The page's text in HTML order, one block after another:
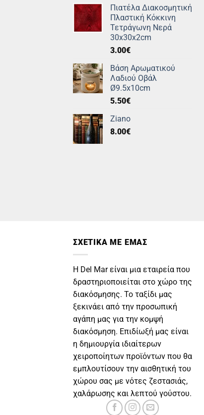
Πιατέλα Διακοσμητική
Πλαστική Κόκκινη
Τετράγωνη Νερά
30x30x2cm
3.00€
Βάση Αρωματικού
Λαδιού Οβάλ
Ø9.5x10cm
5.50€
Ziano
8.00€
ΣΧΕΤΙΚΑ ΜΕ ΕΜΑΣ
Η Del Mar είναι μια εταιρεία που
δραστηριοποιείται στο χώρο της
διακόσμησης. Το ταξίδι μας
ξεκινάει από την προσωπική
αγάπη μας για την κομψή
διακόσμηση. Επιδίωξή μας είναι
η δημιουργία ιδιαίτερων
χειροποίητων προϊόντων που θα
εμπλουτίσουν την αισθητική του
χώρου σας με νότες ζεστασιάς,
χαλάρωσης και λεπτού γούστου.